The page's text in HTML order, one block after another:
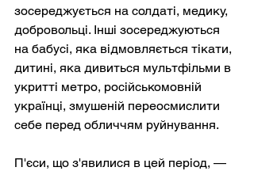
зосереджується на солдаті, медику,
добровольці. Інші зосереджуються
на бабусі, яка відмовляється тікати,
дитині, яка дивиться мультфільми в
укритті метро, російськомовній
українці, змушеній переосмислити
себе перед обличчям руйнування.
П'єси, що з'явилися в цей період, —